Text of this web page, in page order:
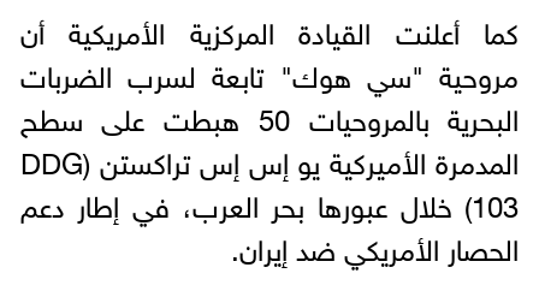
كما أعلنت القيادة المركزية الأمريكية أن
مروحية "سي هوك" تابعة لسرب الضربات
البحرية بالمروحيات 50 هبطت على سطح
المدمرة الأميركية يو إس إس تراكستن (DDG
103) خلال عبورها بحر العرب، في إطار دعم
الحصار الأمريكي ضد إيران.